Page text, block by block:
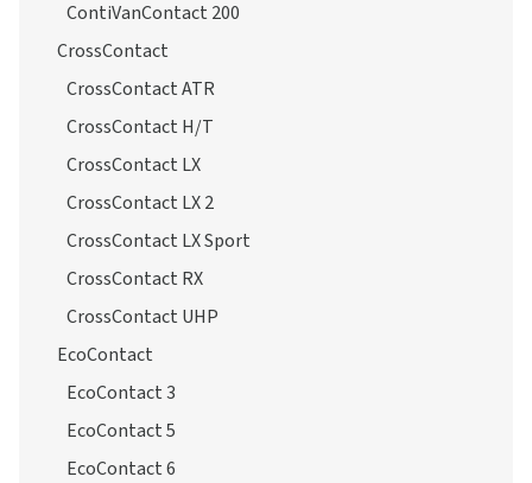
ContiVanContact 200
CrossContact
CrossContact ATR
CrossContact H/T
CrossContact LX
CrossContact LX 2
CrossContact LX Sport
CrossContact RX
CrossContact UHP
EcoContact
EcoContact 3
EcoContact 5
EcoContact 6